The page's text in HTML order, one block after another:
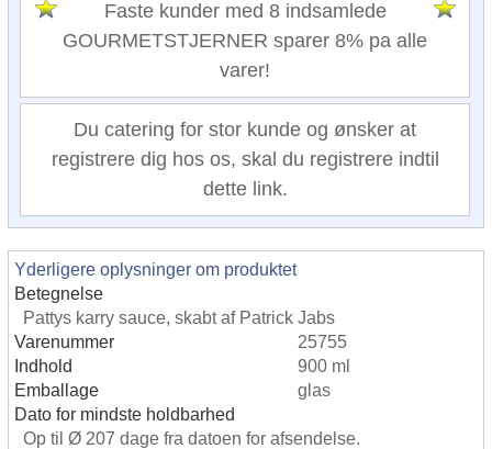
Faste kunder med 8 indsamlede
GOURMETSTJERNER sparer 8% pa alle
varer!
Du catering for stor kunde og ønsker at
registrere dig hos os, skal du registrere indtil
dette link.
Yderligere oplysninger om produktet
Betegnelse
Pattys karry sauce, skabt af Patrick Jabs
Varenummer
25755
Indhold
900 ml
Emballage
glas
Dato for mindste holdbarhed
Op til Ø 207 dage fra datoen for afsendelse.